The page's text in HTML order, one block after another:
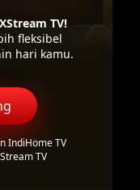
TV!
fleksibel
hari kamu.
IndiHome TV
TV